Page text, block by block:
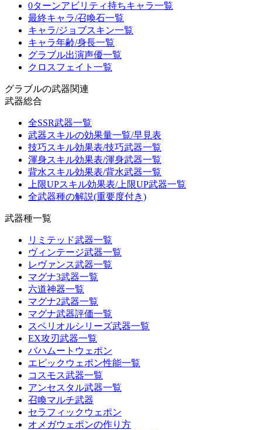
0ターンアビリティ持ちキャラ一覧
最終キャラ/召喚石一覧
キャラ/ジョブスキン一覧
キャラ年齢/身長一覧
グラブル出演声優一覧
クロスフェイト一覧
グラブルの武器関連
武器総合
全SSR武器一覧
武器スキルの効果量一覧/早見表
技巧スキル効果表/技巧武器一覧
渾身スキル効果表/渾身武器一覧
背水スキル効果表/背水武器一覧
上限UPスキル効果表/上限UP武器一覧
全武器種の解説(重要度付き)
武器種一覧
リミテッド武器一覧
ヴィンテージ武器一覧
レヴァンス武器一覧
マグナ3武器一覧
六道神器一覧
マグナ2武器一覧
マグナ武器評価一覧
スペリオルシリーズ武器一覧
EX攻刃武器一覧
バハムートウェポン
エピックウェポン性能一覧
コスモス武器一覧
アンセスタル武器一覧
召喚マルチ武器
セラフィックウェポン
オメガウェポンの作り方